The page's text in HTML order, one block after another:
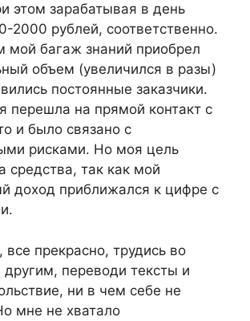
этом зарабатывая в день
2000 рублей, соответственно.
мой багаж знаний приобрел
объем (увеличился в разы)
постоянные заказчики.
перешла на прямой контакт с
и было связано с
рисками. Но моя цель
средства, так как мой
доход приближался к цифре с
все прекрасно, трудись во
другим, переводи тексты и
ни в чем себе не
мне не хватало